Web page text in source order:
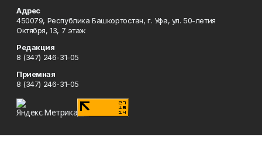
Адрес
450079, Республика Башкортостан, г. Уфа, ул. 50-летия
Октября, 13, 7 этаж
Редакция
8 (347) 246-31-05
Приемная
8 (347) 246-31-05